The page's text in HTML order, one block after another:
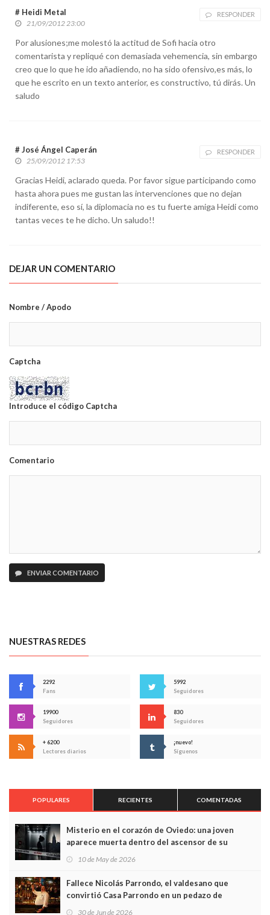
# Heidi Metal RESPONDER
21/09/2012 23:00
Por alusiones;me molestó la actitud de Sofi hacia otro
comentarista y repliqué con demasiada vehemencia, sin embargo
creo que lo que he ido añadiendo, no ha sido ofensivo,es más, lo
que he escrito en un texto anterior, es constructivo, tú dirás. Un
saludo
# José Ángel Caperán RESPONDER
25/09/2012 17:53
Gracias Heidi, aclarado queda. Por favor sigue participando como
hasta ahora pues me gustan las intervenciones que no dejan
indiferente, eso sí, la diplomacia no es tu fuerte amiga Heidi como
tantas veces te he dicho. Un saludo!!
DEJAR UN COMENTARIO
Nombre / Apodo
Captcha
Introduce el código Captcha
Comentario
ENVIAR COMENTARIO
NUESTRAS REDES
2292
Fans
5992
Seguidores
19900
Seguidores
830
Seguidores
+ 6200
Lectores diarios
¡nuevo!
Síguenos
POPULARES RECIENTES COMENTADAS
Misterio en el corazón de Oviedo: una joven
aparece muerta dentro del ascensor de su
edificio y las cámaras captan sus últimos minutos
10 de May de 2026
Fallece Nicolás Parrondo, el valdesano que
convirtió Casa Parrondo en un pedazo de
Asturias en Madrid
30 de Jun de 2026